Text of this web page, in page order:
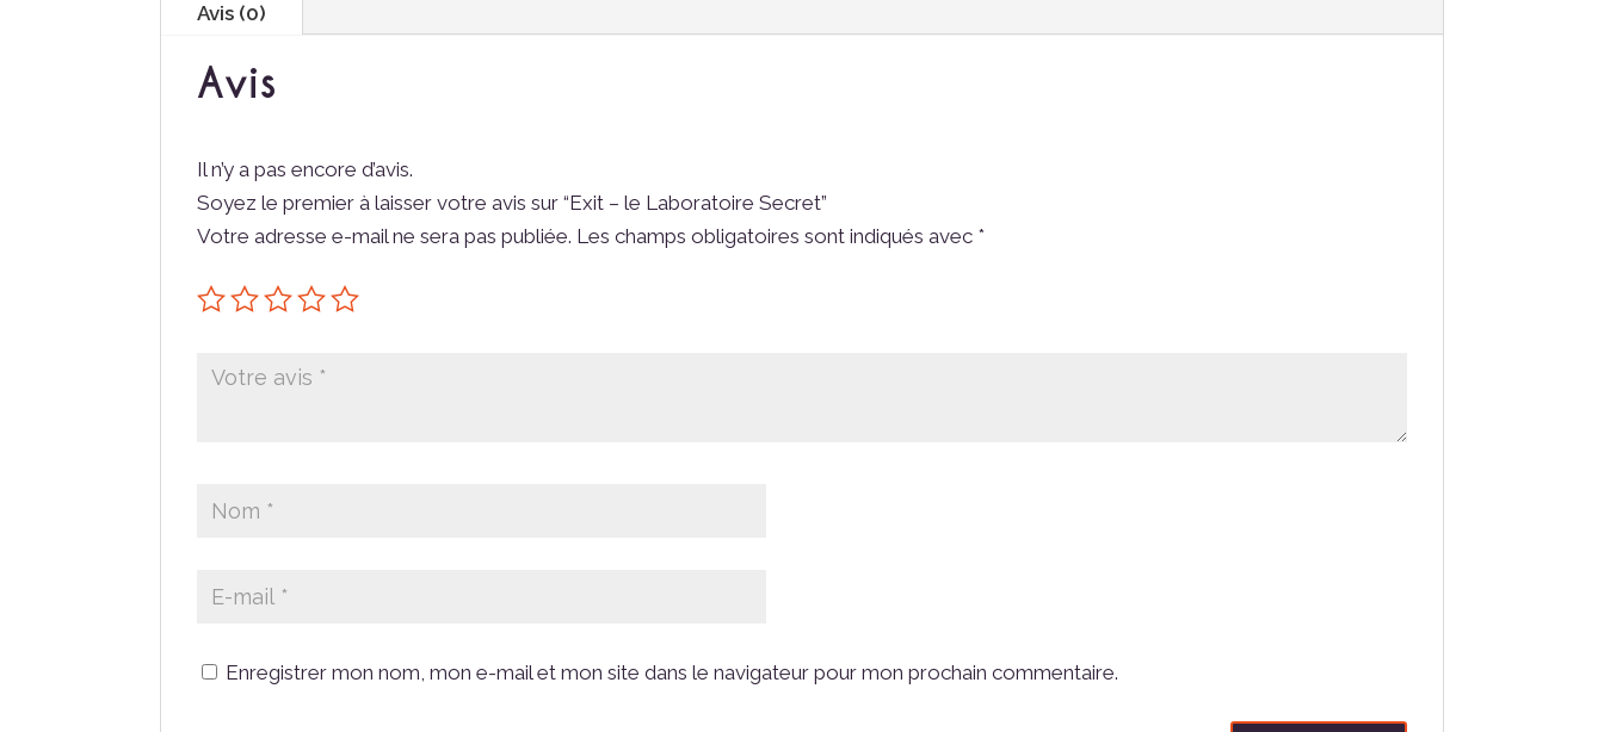
Avis (0)
Avis
Il n’y a pas encore d’avis.
Soyez le premier à laisser votre avis sur “Exit – le Laboratoire Secret”
Votre adresse e-mail ne sera pas publiée. Les champs obligatoires sont indiqués avec *
Enregistrer mon nom, mon e-mail et mon site dans le navigateur pour mon prochain commentaire.